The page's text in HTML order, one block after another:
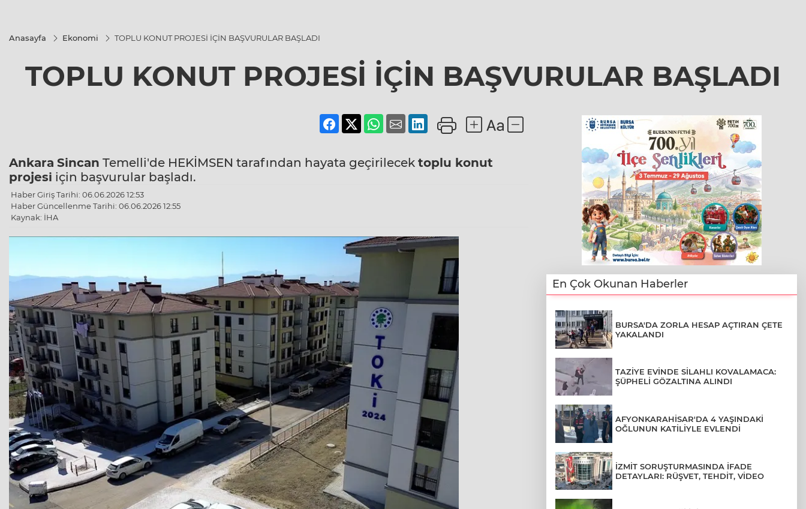
Anasayfa Ekonomi TOPLU KONUT PROJESİ İÇİN BAŞVURULAR BAŞLADI
TOPLU KONUT PROJESİ İÇİN BAŞVURULAR BAŞLADI
Ankara Sincan Temelli'de HEKİMSEN tarafından hayata geçirilecek toplu konut
projesi için başvurular başladı.
Haber Giriş Tarihi: 06.06.2026 12:53
Haber Güncellenme Tarihi: 06.06.2026 12:55
Kaynak: İHA
En Çok Okunan Haberler
BURSA'DA ZORLA HESAP AÇTIRAN ÇETE
YAKALANDI
TAZİYE EVİNDE SİLAHLI KOVALAMACA:
ŞÜPHELİ GÖZALTINA ALINDI
AFYONKARAHİSAR'DA 4 YAŞINDAKİ
OĞLUNUN KATİLİYLE EVLENDİ
İZMİT SORUŞTURMASINDA İFADE
DETAYLARI: RÜŞVET, TEHDİT, VİDEO